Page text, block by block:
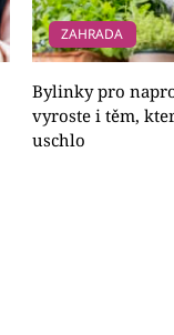
ZAHRADA
Bylinky pro
vyroste i těm,
uschlo